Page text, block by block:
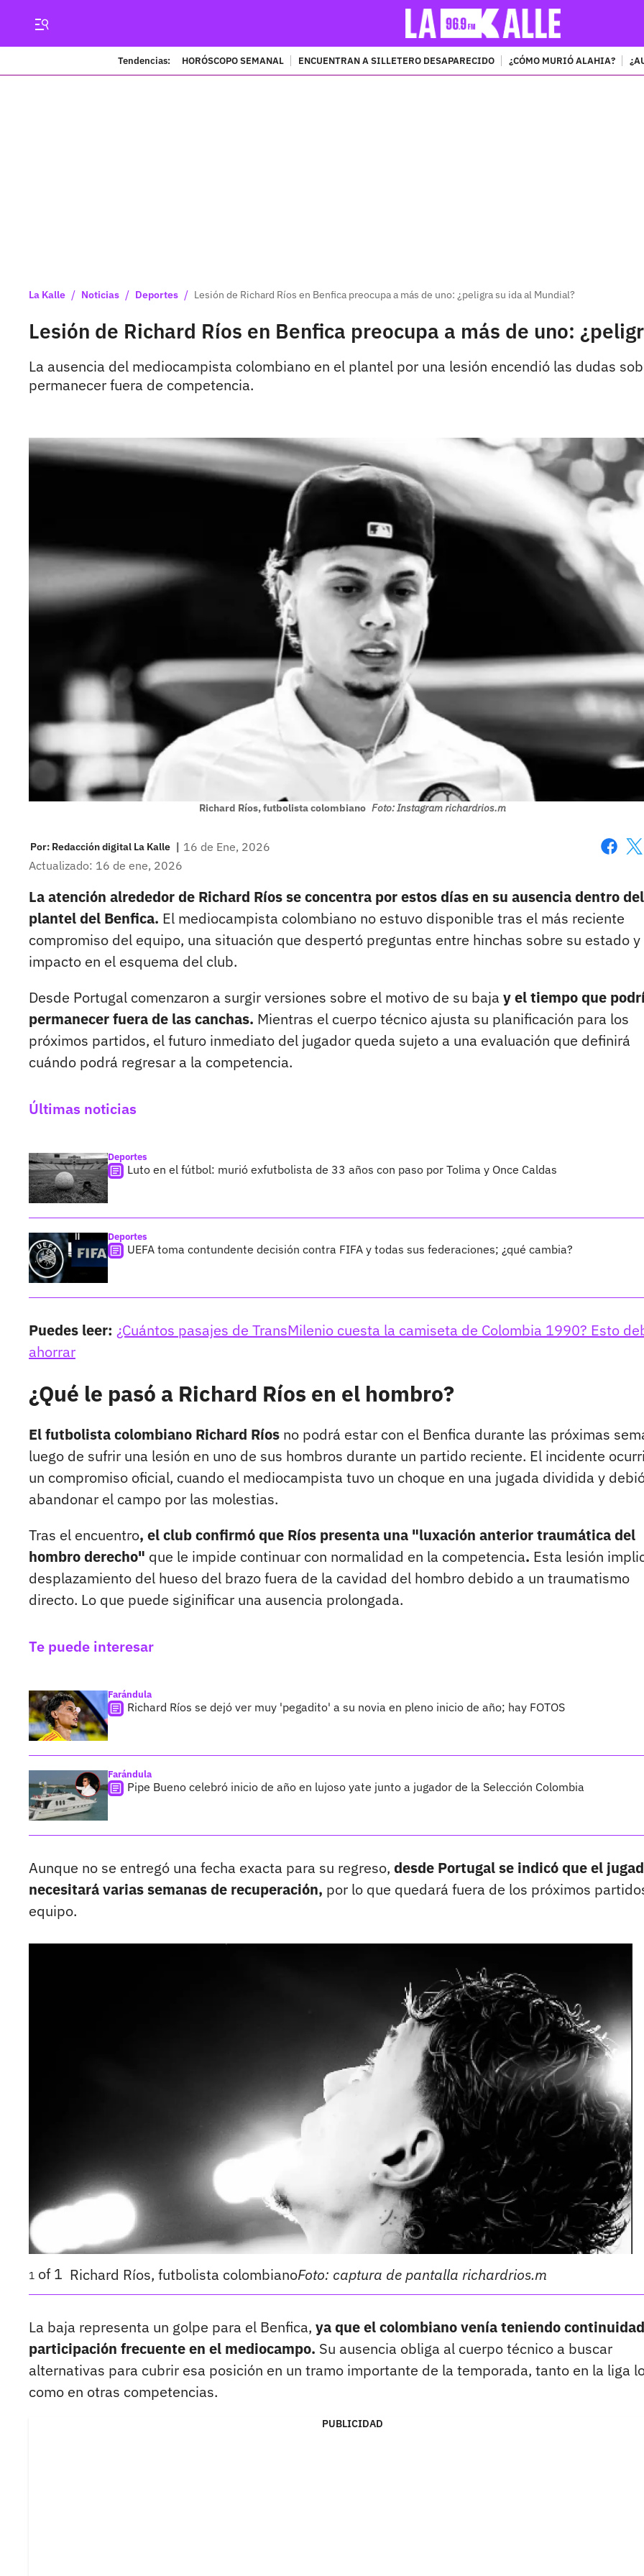
Tendencias: HORÓSCOPO SEMANAL ENCUENTRAN A SILLETERO DESAPARECIDO ¿CÓMO MURIÓ ALAHIA?
La Kalle / Noticias / Deportes / Lesión de Richard Ríos en Benfica preocupa a más de uno: ¿peligra su ida al Mundial?
Lesión de Richard Ríos en Benfica preocupa a más de uno:
La ausencia del mediocampista colombiano en el plantel por una lesión encendió las dudas
permanecer fuera de competencia.
Richard Ríos, futbolista colombiano Foto: Instagram richardrios.m
Por: Redacción digital La Kalle | 16 de Ene, 2026
Actualizado: 16 de ene, 2026
La atención alrededor de Richard Ríos se concentra por estos días en su ausencia dentro del
plantel del Benfica. El mediocampista colombiano no estuvo disponible tras el más reciente
compromiso del equipo, una situación que despertó preguntas entre hinchas sobre su estado y
impacto en el esquema del club.
Desde Portugal comenzaron a surgir versiones sobre el motivo de su baja y el tiempo que
permanecer fuera de las canchas. Mientras el cuerpo técnico ajusta su planificación para los
próximos partidos, el futuro inmediato del jugador queda sujeto a una evaluación que definirá
cuándo podrá regresar a la competencia.
Últimas noticias
Deportes
Luto en el fútbol: murió exfutbolista de 33 años con paso por Tolima y Once Caldas
Deportes
UEFA toma contundente decisión contra FIFA y todas sus federaciones; ¿qué cambia?
Puedes leer: ¿Cuántos pasajes de TransMilenio cuesta la camiseta de Colombia 1990? Esto
ahorrar
¿Qué le pasó a Richard Ríos en el hombro?
El futbolista colombiano Richard Ríos no podrá estar con el Benfica durante las próximas
luego de sufrir una lesión en uno de sus hombros durante un partido reciente. El incidente
un compromiso oficial, cuando el mediocampista tuvo un choque en una jugada dividida y
abandonar el campo por las molestias.
Tras el encuentro, el club confirmó que Ríos presenta una "luxación anterior traumática del
hombro derecho" que le impide continuar con normalidad en la competencia. Esta lesión
desplazamiento del hueso del brazo fuera de la cavidad del hombro debido a un traumatismo
directo. Lo que puede siginificar una ausencia prolongada.
Te puede interesar
Farándula
Richard Ríos se dejó ver muy 'pegadito' a su novia en pleno inicio de año; hay FOTOS
Farándula
Pipe Bueno celebró inicio de año en lujoso yate junto a jugador de la Selección Colombia
Aunque no se entregó una fecha exacta para su regreso, desde Portugal se indicó que el
necesitará varias semanas de recuperación, por lo que quedará fuera de los próximos
equipo.
1 of 1 Richard Ríos, futbolista colombianoFoto: captura de pantalla richardrios.m
La baja representa un golpe para el Benfica, ya que el colombiano venía teniendo
participación frecuente en el mediocampo. Su ausencia obliga al cuerpo técnico a buscar
alternativas para cubrir esa posición en un tramo importante de la temporada, tanto en la liga
como en otras competencias.
PUBLICIDAD